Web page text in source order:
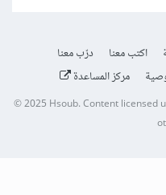
اكتب معنا
درّب معنا
مركز المساعدة
© 2025 Hsoub.Content licensed